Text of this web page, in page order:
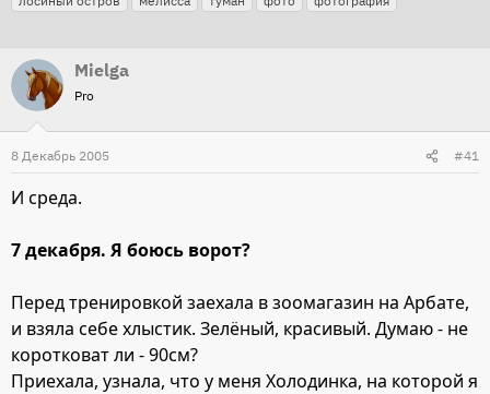
р
т
е
м
н
ч
а
г
Mielga
Pro
8 Декабрь 2005 #41
И среда.
7 декабря. Я боюсь ворот?
Перед тренировкой заехала в зоомагазин на Арбате,
и взяла себе хлыстик. Зелёный, красивый. Думаю - не
коротковат ли - 90см?
Приехала, узнала, что у меня Холодинка, на которой я